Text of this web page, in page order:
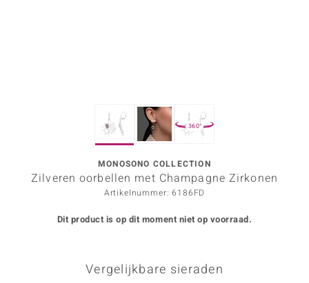
360°
MONOSONO COLLECTION
Zilveren oorbellen met Champagne Zirkonen
Artikelnummer: 6186FD
Dit product is op dit moment niet op voorraad.
Vergelijkbare sieraden